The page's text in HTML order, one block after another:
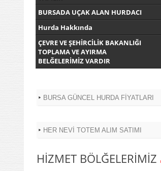
BURSADA UÇAK ALAN HURDACI
Hurda Hakkında
ÇEVRE VE ŞEHİRCİLİK BAKANLIĞI
TOPLAMA VE AYIRMA
BELĞELERİMİZ VARDIR
BURSA GÜNCEL HURDA FİYATLARI
HER NEVİ TOTEM ALIM SATIMI
HİZMET BÖLĞELERİMİZ